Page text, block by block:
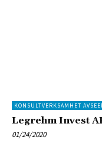
KONSULTVERKSAMHET
Legrehm Invest
01/24/2020